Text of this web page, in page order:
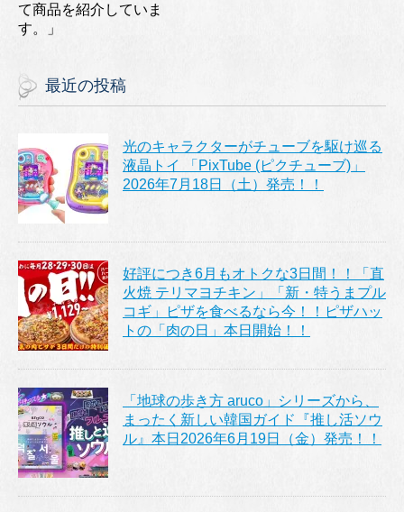
て商品を紹介していま
す。」
最近の投稿
光のキャラクターがチューブを駆け巡る
液晶トイ 「PixTube (ピクチューブ)」
2026年7月18日（土）発売！！
好評につき6月もオトクな3日間！！「直
火焼 テリマヨチキン」「新・特うまプル
コギ」ピザを食べるなら今！！ピザハッ
トの「肉の日」本日開始！！
「地球の歩き方 aruco」シリーズから、
まったく新しい韓国ガイド『推し活ソウ
ル』本日2026年6月19日（金）発売！！